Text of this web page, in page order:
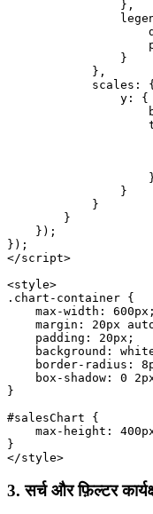
                },
                }
            },
            scales: {
                y: {
                }
            }
        }
    });
});
</script>
<style>
.chart-container {
    max-width
: 600px ;
    margin
: 20px
    padding
: 20px ;
    background
:
    border-radius
: 8
    box-shadow
: 0 2
}
#salesChart {
    max-height
: 400
}
</style>
3. सर्च और फ़िल्टर